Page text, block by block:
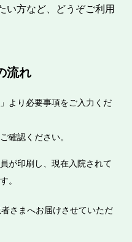
い方など、どうぞご利用
流れ
より必要事項をご入力くだ
確認ください。
が印刷し、現在入院されて
。
さまへお届けさせていただ